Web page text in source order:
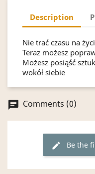
Description
Nie trać czasu na
Teraz możesz
Możesz posiąść
wokół siebie
chat Comments (0)
edit Be the